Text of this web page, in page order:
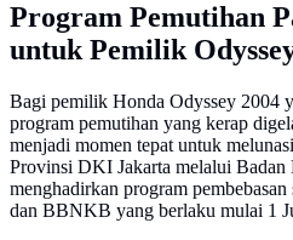
Program Pemutihan
untuk Pemilik
Bagi pemilik Honda Odyssey 2004
program pemutihan yang kerap
menjadi momen tepat untuk
Provinsi DKI Jakarta melalui Badan
menghadirkan program
dan BBNKB yang berlaku mulai 1